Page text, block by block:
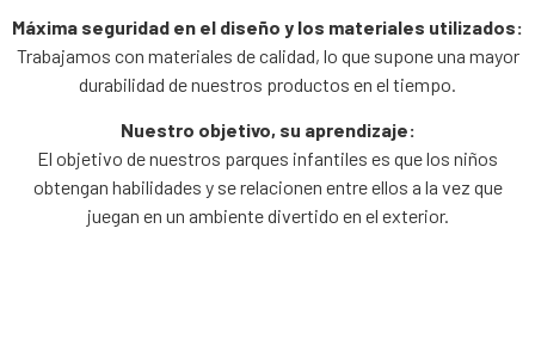
Máxima seguridad en el diseño y los materiales utilizados:
Trabajamos con materiales de calidad, lo que supone una mayor
durabilidad de nuestros productos en el tiempo.
Nuestro objetivo, su aprendizaje:
El objetivo de nuestros parques infantiles es que los niños
obtengan habilidades y se relacionen entre ellos a la vez que
juegan en un ambiente divertido en el exterior.